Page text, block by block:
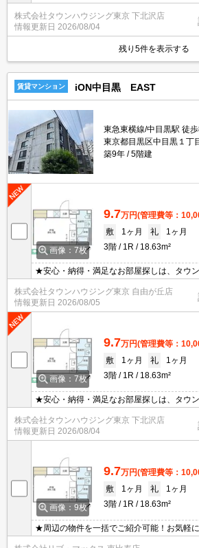
が豊富★お部屋探しは首都圏に強いタウン
さい★
株式会社タウンハウジング東京 下北沢店
情報更新日 2026/08/04
残り5件を表示する
賃貸マンション iON中目黒 EAST
東急東横線/中目黒駅 徒
東京都目黒区中目黒１丁
築9年
5階建
画像：7枚
9.7万円(管理費等：
敷
1ヶ月 礼
1ヶ月
3階
1R 18.63m²
★安心・納得・満足なお部屋探しは、タウ
株式会社タウンハウジング東京 自由が丘店
情報更新日 2026/08/05
画像：7枚
9.7万円(管理費等：
敷
1ヶ月 礼
1ヶ月
3階
1R 18.63m²
★安心・納得・満足なお部屋探しは、タウ
株式会社タウンハウジング東京 下北沢店
情報更新日 2026/08/04
画像：9枚
9.7万円(管理費等：
敷
1ヶ月 礼
1ヶ月
3階
1R 18.63m²
★周辺の物件を一括でご紹介可能！お気軽に